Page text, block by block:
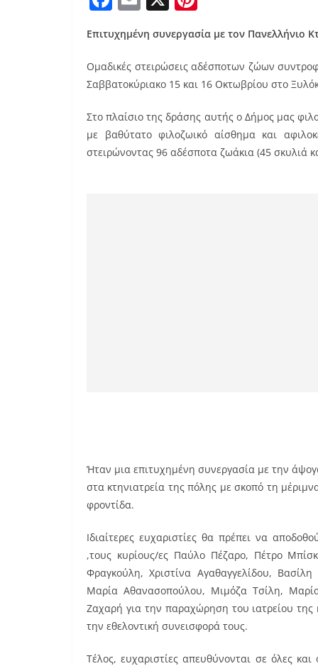
c
e
b
o
o
k
ai
l
nt
er
e
st
Επιτυχημένη συνεργασία με τον Πανελλήνιο
Ομαδικές στειρώσεις αδέσποτων ζώων
Σαββατοκύριακο 15 και 16 Οκτωβρίου στο
Στο πλαίσιο της δράσης αυτής ο Δήμος μας
με βαθύτατο φιλοζωικό αίσθημα και
στειρώνοντας 96 αδέσποτα ζωάκια (45 σκυλιά
Ήταν μια επιτυχημένη συνεργασία με την
στα κτηνιατρεία της πόλης με σκοπό τη
φροντίδα.
Ιδιαίτερες ευχαριστίες θα πρέπει να
,τους κυρίους/ες Παύλο Πέζαρο, Πέτρο
Φραγκούλη, Χριστίνα Αγαθαγγελίδου,
Μαρία Αθανασοπούλου, Μιμόζα Τσίλη,
Ζαχαρή για την παραχώρηση του ιατρείου
την εθελοντική συνεισφορά τους.
Τέλος, ευχαριστίες απευθύνονται σε όλες